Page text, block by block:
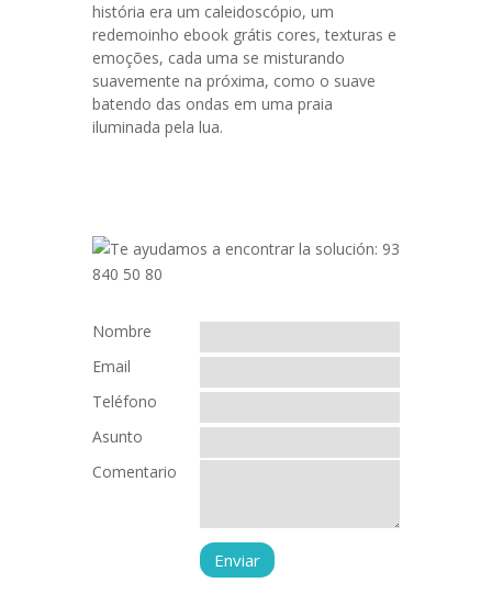
história era um caleidoscópio, um
redemoinho ebook grátis cores, texturas e
emoções, cada uma se misturando
suavemente na próxima, como o suave
batendo das ondas em uma praia
iluminada pela lua.
Nombre
Email
Teléfono
Asunto
Comentario